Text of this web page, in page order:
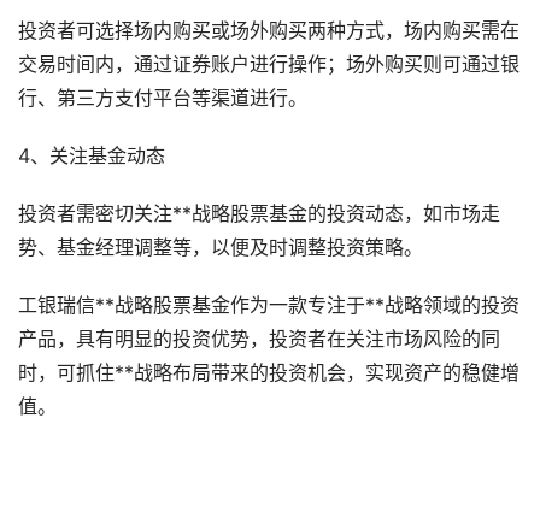
投资者可选择场内购买或场外购买两种方式，场内购买需在
交易时间内，通过证券账户进行操作；场外购买则可通过银
行、第三方支付平台等渠道进行。
4、关注基金动态
投资者需密切关注**战略股票基金的投资动态，如市场走
势、基金经理调整等，以便及时调整投资策略。
工银瑞信**战略股票基金作为一款专注于**战略领域的投资
产品，具有明显的投资优势，投资者在关注市场风险的同
时，可抓住**战略布局带来的投资机会，实现资产的稳健增
值。